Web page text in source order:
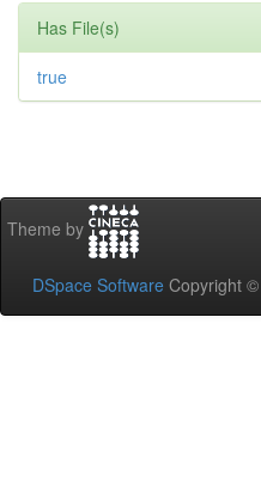
Has File(s)
true
Theme by
DSpace Software Copyright